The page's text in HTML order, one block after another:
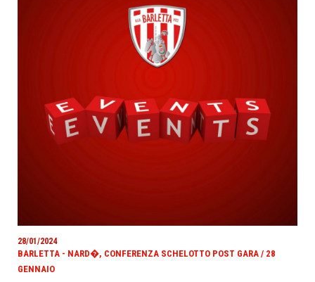
28/01/2024
BARLETTA - NARD�, CONFERENZA SCHELOTTO POST GARA / 28
GENNAIO